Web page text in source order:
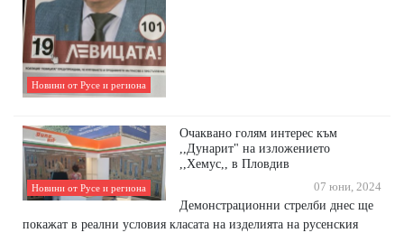
Новини от Русе и региона
Новини от Русе и региона
Очаквано голям интерес към
,,Дунарит" на изложението
,,Хемус,, в Пловдив
07 юни, 2024
Демонстрационни стрелби днес ще
покажат в реални условия класата на изделията на русенския